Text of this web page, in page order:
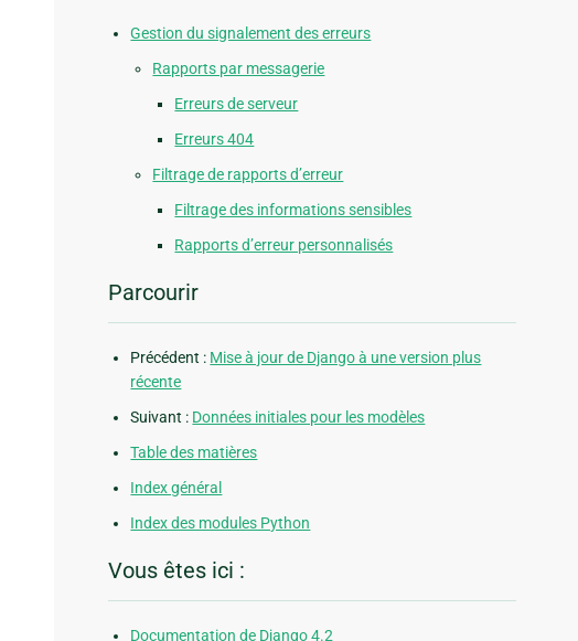
Gestion du signalement des erreurs
Rapports par messagerie
Erreurs de serveur
Erreurs 404
Filtrage de rapports d’erreur
Filtrage des informations sensibles
Rapports d’erreur personnalisés
Parcourir
Précédent : Mise à jour de Django à une version plus
récente
Suivant : Données initiales pour les modèles
Table des matières
Index général
Index des modules Python
Vous êtes ici :
Documentation de Django 4.2